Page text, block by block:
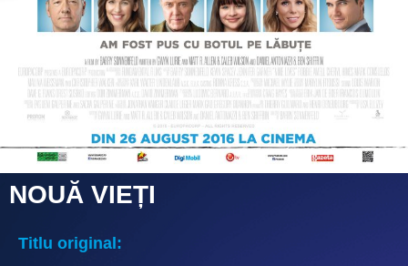
NOUĂ VIEȚI
Titlu original: